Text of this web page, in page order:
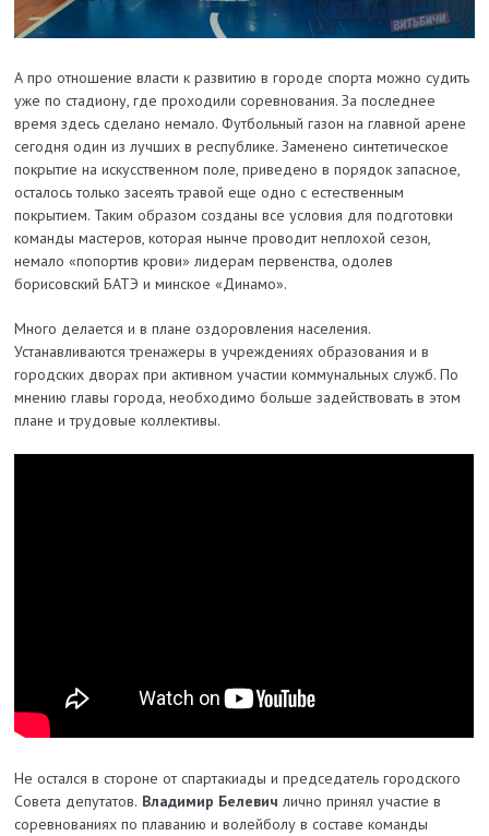
А про отношение власти к развитию в городе спорта можно судить
уже по стадиону, где проходили соревнования. За последнее
время здесь сделано немало. Футбольный газон на главной арене
сегодня один из лучших в республике. Заменено синтетическое
покрытие на искусственном поле, приведено в порядок запасное,
осталось только засеять травой еще одно с естественным
покрытием. Таким образом созданы все условия для подготовки
команды мастеров, которая нынче проводит неплохой сезон,
немало «попортив крови» лидерам первенства, одолев
борисовский БАТЭ и минское «Динамо».
Много делается и в плане оздоровления населения.
Устанавливаются тренажеры в учреждениях образования и в
городских дворах при активном участии коммунальных служб. По
мнению главы города, необходимо больше задействовать в этом
плане и трудовые коллективы.
Не остался в стороне от спартакиады и председатель городского
Совета депутатов. Владимир Белевич лично принял участие в
соревнованиях по плаванию и волейболу в составе команды